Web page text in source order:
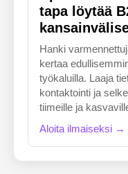
tapa löytää
Hanki
kertaa
työkaluilla. Laaja
kontaktointi ja
tiimeille ja
Aloita ilmaiseksi →